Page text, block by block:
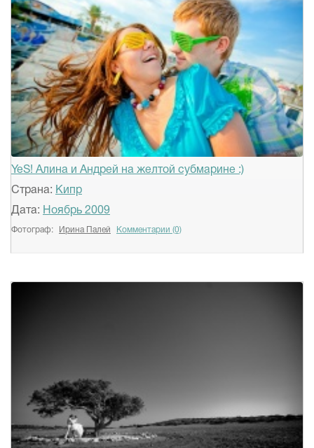
YeS! Алина и Андрей на желтой субмарине :)
Страна: Кипр
Дата: Ноябрь 2009
Фотограф: Ирина Палей Комментарии (0)